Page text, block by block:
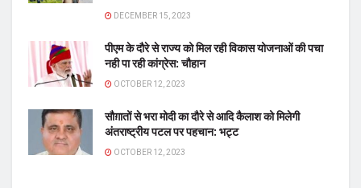
DECEMBER 15, 2023
पीएम के दौरे से राज्य को मिल रही विकास योजनाओं की पचा
नही पा रही कांग्रेस: चौहान
OCTOBER 12, 2023
सौग़ातों से भरा मोदी का दौरे से आदि कैलाश को मिलेगी
अंतराष्ट्रीय पटल पर पहचान: भट्ट
OCTOBER 12, 2023